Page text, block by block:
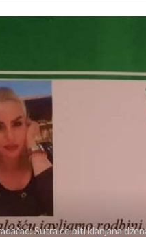
Sutra će biti klanjana